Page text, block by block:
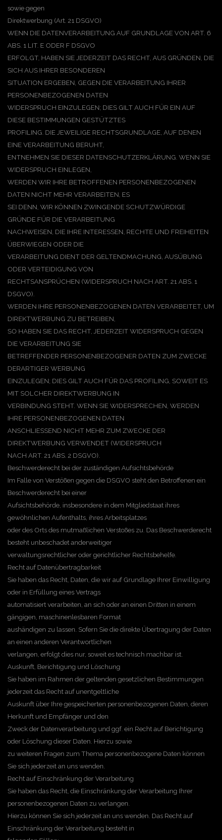
sowie gegen
Direktwerbung (Art. 21 DSGVO)
WENN DIE DATENVERARBEITUNG AUF GRUNDLAGE VON ART. 6
ABS. 1 LIT. E ODER F DSGVO
ERFOLGT, HABEN SIE JEDERZEIT DAS RECHT, AUS GRÜNDEN, DIE
SICH AUS IHRER BESONDEREN
SITUATION ERGEBEN, GEGEN DIE VERARBEITUNG IHRER
PERSONENBEZOGENEN DATEN
WIDERSPRUCH EINZULEGEN; DIES GILT AUCH FÜR EIN AUF
DIESE BESTIMMUNGEN GESTÜTZTES
PROFILING. DIE JEWEILIGE RECHTSGRUNDLAGE, AUF DENEN
EINE VERARBEITUNG BERUHT,
ENTNEHMEN SIE DIESER DATENSCHUTZERKLÄRUNG. WENN SIE
WIDERSPRUCH EINLEGEN,
WERDEN WIR IHRE BETROFFENEN PERSONENBEZOGENEN
DATEN NICHT MEHR VERARBEITEN, ES
SEI DENN, WIR KÖNNEN ZWINGENDE SCHUTZWÜRDIGE
GRÜNDE FÜR DIE VERARBEITUNG
NACHWEISEN, DIE IHRE INTERESSEN, RECHTE UND FREIHEITEN
ÜBERWIEGEN ODER DIE
VERARBEITUNG DIENT DER GELTENDMACHUNG, AUSÜBUNG
ODER VERTEIDIGUNG VON
RECHTSANSPRÜCHEN (WIDERSPRUCH NACH ART. 21 ABS. 1
DSGVO).
WERDEN IHRE PERSONENBEZOGENEN DATEN VERARBEITET, UM
DIREKTWERBUNG ZU BETREIBEN,
SO HABEN SIE DAS RECHT, JEDERZEIT WIDERSPRUCH GEGEN
DIE VERARBEITUNG SIE
BETREFFENDER PERSONENBEZOGENER DATEN ZUM ZWECKE
DERARTIGER WERBUNG
EINZULEGEN; DIES GILT AUCH FÜR DAS PROFILING, SOWEIT ES
MIT SOLCHER DIREKTWERBUNG IN
VERBINDUNG STEHT. WENN SIE WIDERSPRECHEN, WERDEN
IHRE PERSONENBEZOGENEN DATEN
ANSCHLIESSEND NICHT MEHR ZUM ZWECKE DER
DIREKTWERBUNG VERWENDET (WIDERSPRUCH
NACH ART. 21 ABS. 2 DSGVO).
Beschwerderecht bei der zuständigen Aufsichtsbehörde
Im Falle von Verstößen gegen die DSGVO steht den Betroffenen ein
Beschwerderecht bei einer
Aufsichtsbehörde, insbesondere in dem Mitgliedstaat ihres
gewöhnlichen Aufenthalts, ihres Arbeitsplatzes
oder des Orts des mutmaßlichen Verstoßes zu. Das Beschwerderecht
besteht unbeschadet anderweitiger
verwaltungsrechtlicher oder gerichtlicher Rechtsbehelfe.
Recht auf Datenübertragbarkeit
Sie haben das Recht, Daten, die wir auf Grundlage Ihrer Einwilligung
oder in Erfüllung eines Vertrags
automatisiert verarbeiten, an sich oder an einen Dritten in einem
gängigen, maschinenlesbaren Format
aushändigen zu lassen. Sofern Sie die direkte Übertragung der Daten
an einen anderen Verantwortlichen
verlangen, erfolgt dies nur, soweit es technisch machbar ist.
Auskunft, Berichtigung und Löschung
Sie haben im Rahmen der geltenden gesetzlichen Bestimmungen
jederzeit das Recht auf unentgeltliche
Auskunft über Ihre gespeicherten personenbezogenen Daten, deren
Herkunft und Empfänger und den
Zweck der Datenverarbeitung und ggf. ein Recht auf Berichtigung
oder Löschung dieser Daten. Hierzu sowie
zu weiteren Fragen zum Thema personenbezogene Daten können
Sie sich jederzeit an uns wenden.
Recht auf Einschränkung der Verarbeitung
Sie haben das Recht, die Einschränkung der Verarbeitung Ihrer
personenbezogenen Daten zu verlangen.
Hierzu können Sie sich jederzeit an uns wenden. Das Recht auf
Einschränkung der Verarbeitung besteht in